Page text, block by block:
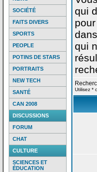
SOCIÉTÉ
FAITS DIVERS
SPORTS
PEOPLE
POTINS DE STARS
PORTRAITS
NEW TECH
SANTÉ
CAN 2008
DISCUSSIONS
FORUM
CHAT
CULTURE
SCIENCES ET
ÉDUCATION
qui
qui
Utilisez *